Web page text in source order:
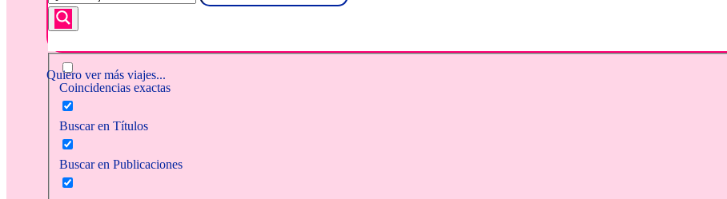
Quiero ver más viajes...
Coincidencias exactas
Buscar en Títulos
Buscar en Publicaciones